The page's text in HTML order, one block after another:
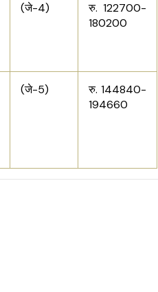
(जे-4)
रु. 122700-
180200
(जे-5)
रु. 144840-
194660